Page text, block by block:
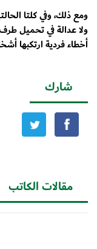
ومع ذلك، وفي كلتا
ولا عدالة في تحميل
أخطاء فردية ارتكبها
شارك
مقالات الكاتب